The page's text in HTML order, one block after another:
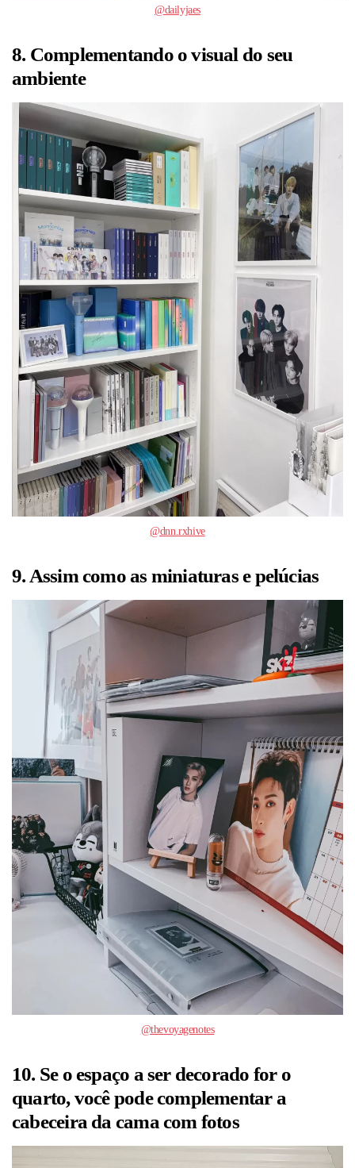
@dailyjaes
8. Complementando o visual do seu
ambiente
@dnn.rxhive
9. Assim como as miniaturas e pelúcias
@thevoyagenotes
10. Se o espaço a ser decorado for o
quarto, você pode complementar a
cabeceira da cama com fotos